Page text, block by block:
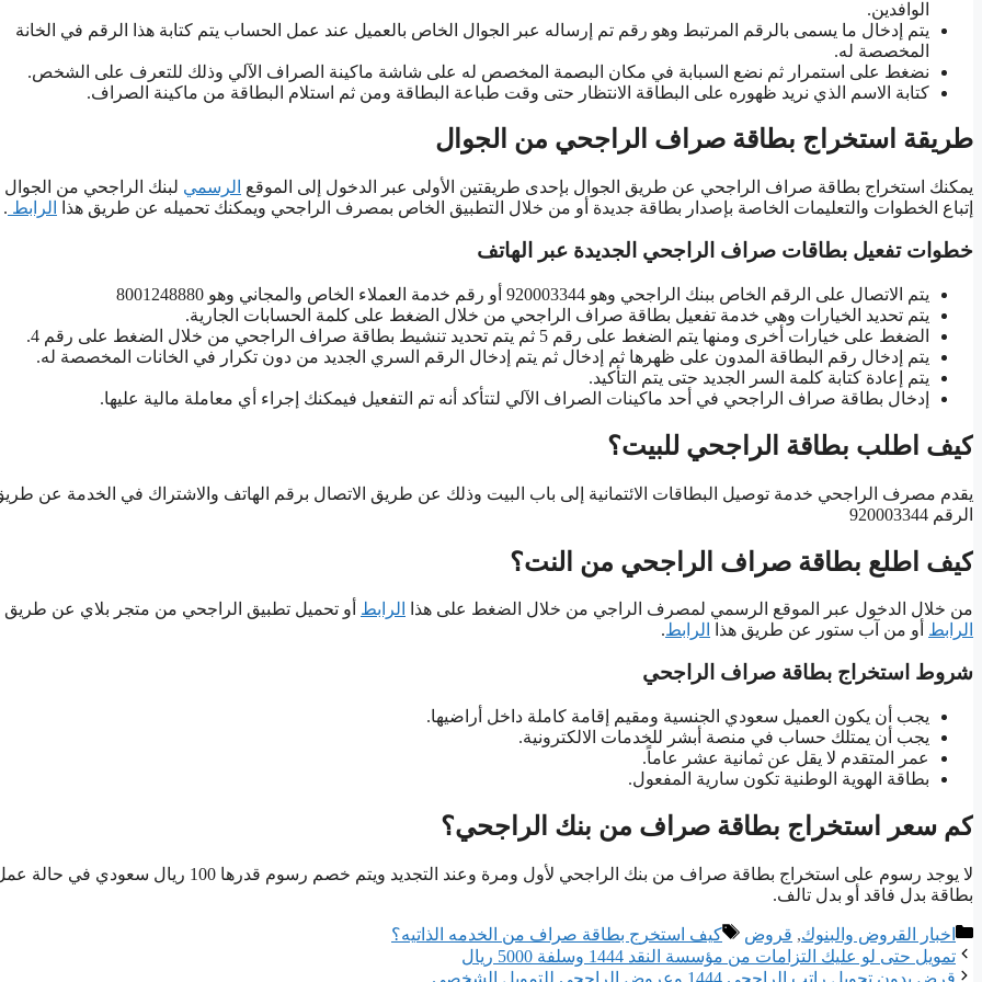
الوافدين.
يتم إدخال ما يسمى بالرقم المرتبط وهو رقم تم إرساله عبر الجوال الخاص بالعميل عند عمل الحساب يتم كتابة هذا الرقم في الخانة
المخصصة له.
نضغط على استمرار ثم نضع السبابة في مكان البصمة المخصص له على شاشة ماكينة الصراف الآلي وذلك للتعرف على الشخص.
كتابة الاسم الذي نريد ظهوره على البطاقة الانتظار حتى وقت طباعة البطاقة ومن ثم استلام البطاقة من ماكينة الصراف.
طريقة استخراج بطاقة صراف الراجحي من الجوال
يمكنك استخراج بطاقة صراف الراجحي عن طريق الجوال بإحدى طريقتين الأولى عبر الدخول إلى الموقع الرسمي لبنك الراجحي من الجوال
إتباع الخطوات والتعليمات الخاصة بإصدار بطاقة جديدة أو من خلال التطبيق الخاص بمصرف الراجحي ويمكنك تحميله عن طريق هذا
الرابط .
خطوات تفعيل بطاقات صراف الراجحي الجديدة عبر الهاتف
يتم الاتصال على الرقم الخاص ببنك الراجحي وهو 920003344 أو رقم خدمة العملاء الخاص والمجاني وهو 8001248880
يتم تحديد الخيارات وهي خدمة تفعيل بطاقة صراف الراجحي من خلال الضغط على كلمة الحسابات الجارية.
الضغط على خيارات أخرى ومنها يتم الضغط على رقم 5 ثم يتم تحديد تنشيط بطاقة صراف الراجحي من خلال الضغط على رقم 4.
يتم إدخال رقم البطاقة المدون على ظهرها ثم إدخال ثم يتم إدخال الرقم السري الجديد من دون تكرار في الخانات المخصصة له.
يتم إعادة كتابة كلمة السر الجديد حتى يتم التأكيد.
إدخال بطاقة صراف الراجحي في أحد ماكينات الصراف الآلي لتتأكد أنه تم التفعيل فيمكنك إجراء أي معاملة مالية عليها.
كيف اطلب بطاقة الراجحي للبيت؟
يقدم مصرف الراجحي خدمة توصيل البطاقات الائتمانية إلى باب البيت وذلك عن طريق الاتصال برقم الهاتف والاشتراك في الخدمة عن
الرقم 920003344
كيف اطلع بطاقة صراف الراجحي من النت؟
من خلال الدخول عبر الموقع الرسمي لمصرف الراجي من خلال الضغط على هذا الرابط أو تحميل تطبيق الراجحي من متجر بلاي عن طريق
الرابط أو من آب ستور عن طريق هذا الرابط.
شروط استخراج بطاقة صراف الراجحي
يجب أن يكون العميل سعودي الجنسية ومقيم إقامة كاملة داخل أراضيها.
يجب أن يمتلك حساب في منصة أبشر للخدمات الالكترونية.
عمر المتقدم لا يقل عن ثمانية عشر عاماً.
بطاقة الهوية الوطنية تكون سارية المفعول.
كم سعر استخراج بطاقة صراف من بنك الراجحي؟
لا يوجد رسوم على استخراج بطاقة صراف من بنك الراجحي لأول ومرة وعند التجديد ويتم خصم رسوم قدرها 100 ريال سعودي في
بطاقة بدل فاقد أو بدل تالف.
التصنيفات
اخبار القروض والبنوك, قروض الوسوم
كيف استخرج بطاقة صراف من الخدمه الذاتيه؟
تمويل حتى لو عليك التزامات من مؤسسة النقد 1444 وسلفة 5000 ريال
قرض بدون تحويل راتب الراجحي 1444 وعروض الراجحي للتمويل الشخصي